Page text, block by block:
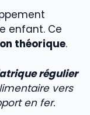
enfant. Ce
théorique.
régulier
vers
en fer.